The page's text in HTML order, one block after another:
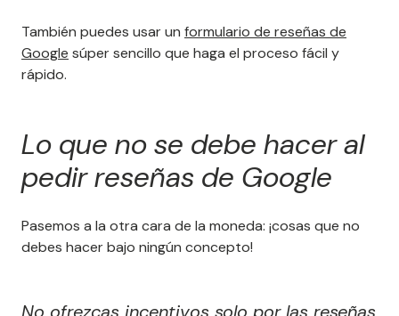
También puedes usar un formulario de reseñas de
Google súper sencillo que haga el proceso fácil y
rápido.
Lo que no se debe hacer al
pedir reseñas de Google
Pasemos a la otra cara de la moneda: ¡cosas que no
debes hacer bajo ningún concepto!